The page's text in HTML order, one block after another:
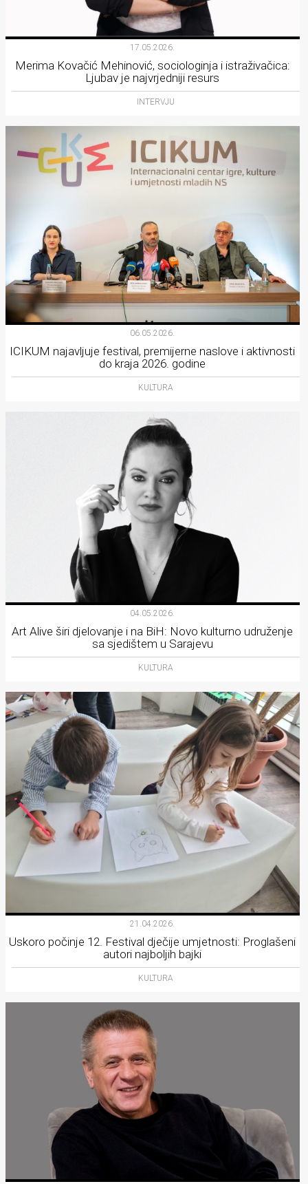
17.05.2026.
Merima Kovačić Mehinović, sociologinja i istraživačica:
Ljubav je najvrjedniji resurs
INTERVJU
06.05.2026.
ICIKUM najavljuje festival, premijerne naslove i aktivnosti
do kraja 2026. godine
KULTURA
04.05.2026.
Art Alive širi djelovanje i na BiH: Novo kulturno udruženje
sa sjedištem u Sarajevu
KULTURA
21.04.2026.
Uskoro počinje 12. Festival dječije umjetnosti: Proglašeni
autori najboljih bajki
KULTURA